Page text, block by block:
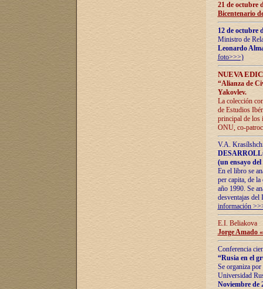
21 de octubre
Bicentenario
12 de octubre
Ministro de
Leonardo
foto>>>)
NUEVA
“Alianza de
Yakovlev.
La colección
de Estudios
principal de los
ONU, co-
V.A.
(un ensayo
En el libro se
per capita, de
año 1990. Se
desventajas
información
E.I. Beliakova
Jorge Amado
Conferencia
“Rusia en el
Se organiza
Universidad
Noviembre de